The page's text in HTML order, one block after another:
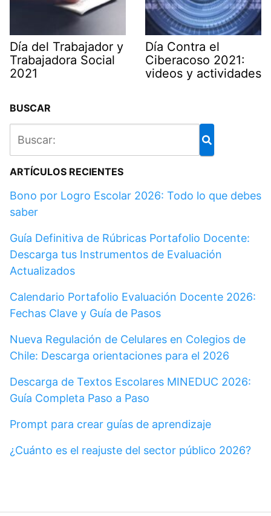
Día del Trabajador y
Trabajadora Social
2021
Día Contra el
Ciberacoso 2021:
videos y actividades
BUSCAR
ARTÍCULOS RECIENTES
Bono por Logro Escolar 2026: Todo lo que debes
saber
Guía Definitiva de Rúbricas Portafolio Docente:
Descarga tus Instrumentos de Evaluación
Actualizados
Calendario Portafolio Evaluación Docente 2026:
Fechas Clave y Guía de Pasos
Nueva Regulación de Celulares en Colegios de
Chile: Descarga orientaciones para el 2026
Descarga de Textos Escolares MINEDUC 2026:
Guía Completa Paso a Paso
Prompt para crear guías de aprendizaje
¿Cuánto es el reajuste del sector público 2026?